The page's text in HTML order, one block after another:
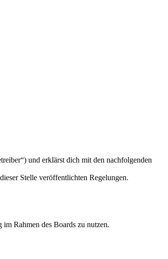
und erklärst dich mit den nachfolgenden
Stelle veröffentlichten Regelungen.
Rahmen des Boards zu nutzen.